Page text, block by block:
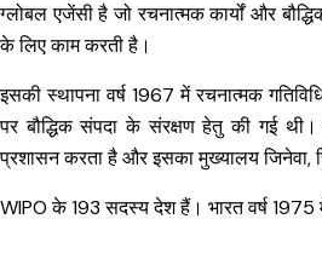
ग्लोबल एजेंसी है जो रचनात्मक कार्यों और
के लिए काम करती है।
इसकी स्थापना वर्ष 1967 में रचनात्मक
पर बौद्धिक संपदा के संरक्षण हेतु की गई थी।
प्रशासन करता है और इसका मुख्यालय जिनेवा,
WIPO के 193 सदस्य देश हैं। भारत वर्ष